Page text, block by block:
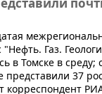
"Нефть. Газ.
в Томске в среду;
представили 37
корреспондент